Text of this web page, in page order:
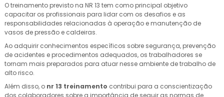
O treinamento previsto na NR 13 tem como principal objetivo
capacitar os profissionais para lidar com os desafios e as
responsabilidades relacionadas à operação e manutenção de
vasos de pressão e caldeiras.
Ao adquirir conhecimentos específicos sobre segurança, prevenção
de acidentes e procedimentos adequados, os trabalhadores se
tornam mais preparados para atuar nesse ambiente de trabalho de
alto risco.
Além disso, o nr 13 treinamento contribui para a conscientização
dos colaboradores sobre a importância de seguir as normas de